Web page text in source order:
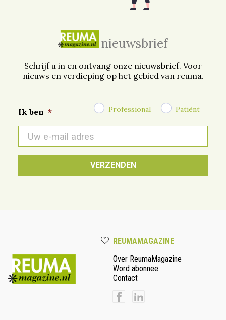
nieuwsbrief
Schrijf u in en ontvang onze nieuwsbrief. Voor
nieuws en verdieping op het gebied van reuma.
Ik ben * Professional Patiënt
mail
*
REUMAMAGAZINE
Over ReumaMagazine
Word abonnee
Contact